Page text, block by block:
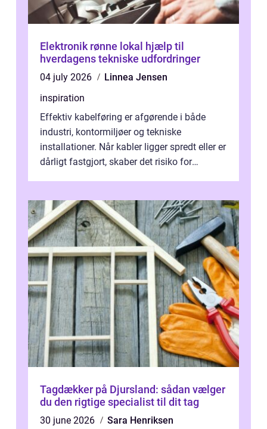
Elektronik rønne lokal hjælp til
hverdagens tekniske udfordringer
04 july 2026
Linnea Jensen
inspiration
Effektiv kabelføring er afgørende i både
industri, kontormiljøer og tekniske
installationer. Når kabler ligger spredt eller er
dårligt fastgjort, skaber det risiko for
Tagdækker på Djursland: sådan vælger
du den rigtige specialist til dit tag
30 june 2026
Sara Henriksen